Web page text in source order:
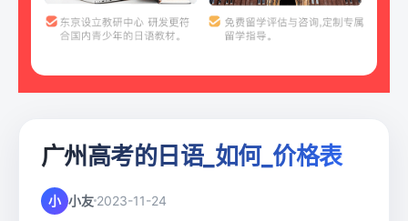
广州高考的日语_如何_价格表
小 小友 2023-11-24